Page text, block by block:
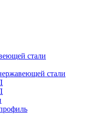
стали
стали